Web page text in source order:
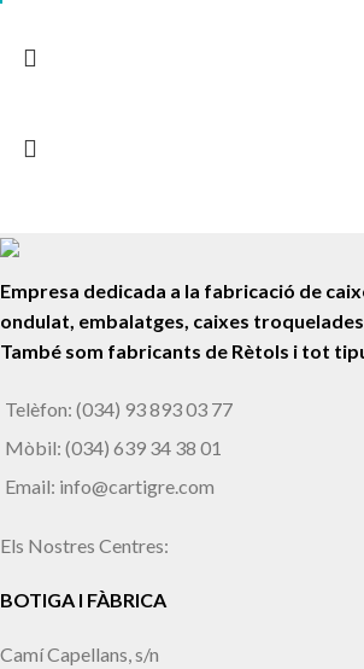
Empresa dedicada a la fabricació de
ondulat, embalatges, caixes
També som fabricants de Rètols i tot
Telèfon: (034) 93 893 03 77
Mòbil: (034) 639 34 38 01
Email: info@cartigre.com
Els Nostres Centres:
BOTIGA I FÀBRICA
Camí Capellans, s/n